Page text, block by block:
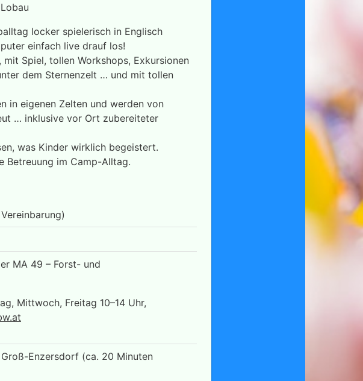
locker spielerisch in Englisch
einfach live drauf los!
Spiel, tollen Workshops, Exkursionen
dem Sternenzelt … und mit tollen
in eigenen Zelten und werden von
… inklusive vor Ort zubereiteter
was Kinder wirklich begeistert.
Betreuung im Camp-Alltag.
MA 49 – Forst- und
Mittwoch, Freitag 10–14 Uhr,
Enzersdorf (ca. 20 Minuten